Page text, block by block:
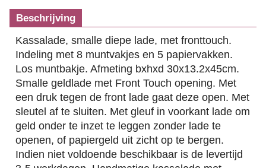
Beschrijving
Kassalade, smalle diepe lade, met fronttouch.
Indeling met 8 muntvakjes en 5 papiervakken.
Los muntbakje. Afmeting bxhxd 30x13.2x45cm.
Smalle geldlade met Front Touch opening. Met
een druk tegen de front lade gaat deze open. Met
sleutel af te sluiten. Met gleuf in voorkant lade om
geld onder te inzet te leggen zonder lade te
openen, of papiergeld uit zicht op te bergen.
Indien niet voldoende beschikbaar is de levertijd